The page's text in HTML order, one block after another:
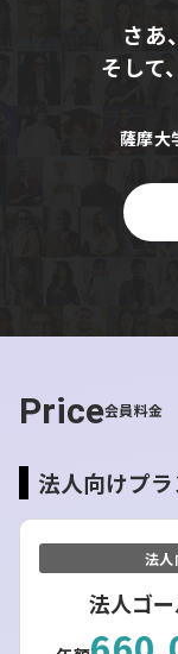
べてもらって、
や知内町のファ
【北海道サウナ
ナの融合！全く
受け継ぎたい
知内町という目線
はおろか、衰退も
今年の8月に子ど
ても“100年後も
ち大人が憂いて
考えています」
佐藤さんは考え
さあ
そして
薩摩大
Price会員料金
法人向けプ
法人
法人ゴ